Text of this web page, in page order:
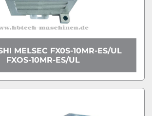
MELSEC FX0S-10MR-ES/UL
FXOS-10MR-ES/UL